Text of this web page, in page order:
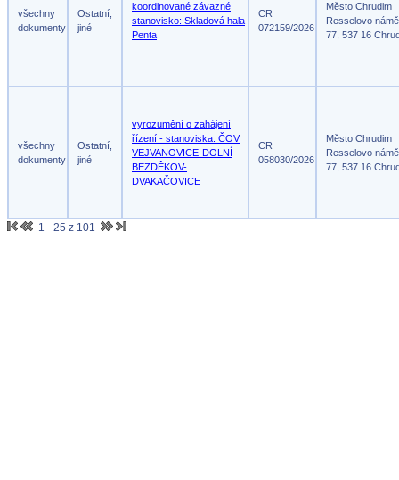
všechny
dokumenty
Ostatní,
jiné
koordinované závazné
stanovisko: Skladová hala
Penta
CR
072159/2026
Město Chrudim
Resselovo
77, 537 16
všechny
dokumenty
Ostatní,
jiné
vyrozumění o zahájení
řízení - stanoviska: ČOV
VEJVANOVICE-DOLNÍ
BEZDĚKOV-
DVAKAČOVICE
CR
058030/2026
Město Chrudim
Resselovo
77, 537 16
1 - 25 z 101